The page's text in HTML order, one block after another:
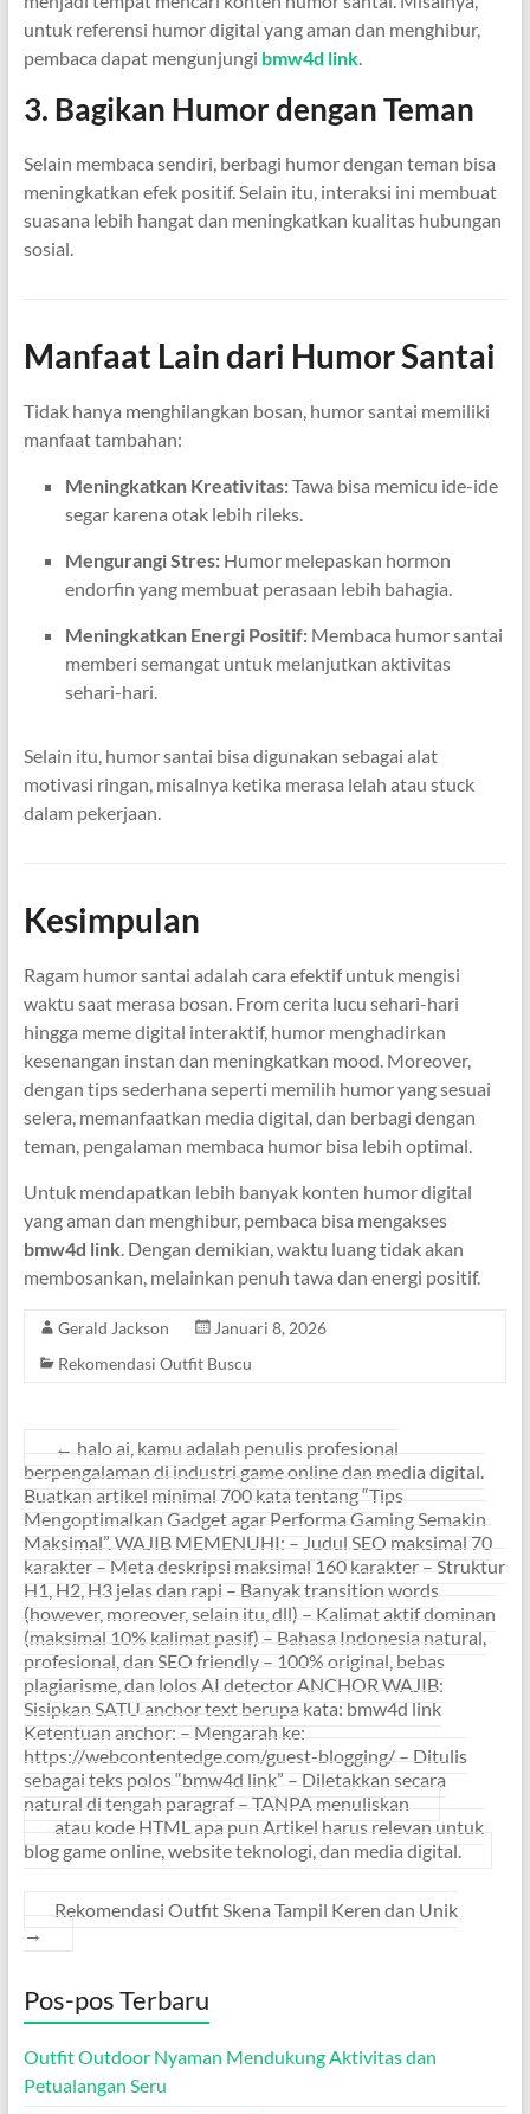
untuk referensi humor digital yang aman dan menghibur,
pembaca dapat mengunjungi bmw4d link.
3. Bagikan Humor dengan Teman
Selain membaca sendiri, berbagi humor dengan teman bisa
meningkatkan efek positif. Selain itu, interaksi ini membuat
suasana lebih hangat dan meningkatkan kualitas hubungan
sosial.
Manfaat Lain dari Humor Santai
Tidak hanya menghilangkan bosan, humor santai memiliki
manfaat tambahan:
Meningkatkan Kreativitas:Tawa bisa memicu ide-ide
segar karena otak lebih rileks.
Mengurangi Stres:Humor melepaskan hormon
endorfin yang membuat perasaan lebih bahagia.
Meningkatkan Energi Positif:Membaca humor santai
memberi semangat untuk melanjutkan aktivitas
sehari-hari.
Selain itu, humor santai bisa digunakan sebagai alat
motivasi ringan, misalnya ketika merasa lelah atau stuck
dalam pekerjaan.
Kesimpulan
Ragam humor santai adalah cara efektif untuk mengisi
waktu saat merasa bosan. From cerita lucu sehari-hari
hingga meme digital interaktif, humor menghadirkan
kesenangan instan dan meningkatkan mood. Moreover,
dengan tips sederhana seperti memilih humor yang sesuai
selera, memanfaatkan media digital, dan berbagi dengan
teman, pengalaman membaca humor bisa lebih optimal.
Untuk mendapatkan lebih banyak konten humor digital
yang aman dan menghibur, pembaca bisa mengakses
bmw4d link. Dengan demikian, waktu luang tidak akan
membosankan, melainkan penuh tawa dan energi positif.
Gerald Jackson
Januari 8, 2026
Rekomendasi Outfit Buscu
← halo ai, kamu adalah penulis profesional
berpengalaman di industri game online dan media digital.
Buatkan artikel minimal 700 kata tentang “Tips
Mengoptimalkan Gadget agar Performa Gaming Semakin
Maksimal”. WAJIB MEMENUHI: – Judul SEO maksimal 70
karakter – Meta deskripsi maksimal 160 karakter – Struktur
H1, H2, H3 jelas dan rapi – Banyak transition words
(however, moreover, selain itu, dll) – Kalimat aktif dominan
(maksimal 10% kalimat pasif) – Bahasa Indonesia natural,
profesional, dan SEO friendly – 100% original, bebas
plagiarisme, dan lolos AI detector ANCHOR WAJIB:
Sisipkan SATU anchor text berupa kata: bmw4d link
Ketentuan anchor: – Mengarah ke:
https://webcontentedge.com/guest-blogging/ – Ditulis
sebagai teks polos “bmw4d link” – Diletakkan secara
natural di tengah paragraf – TANPA menuliskan
atau kode HTML apa pun Artikel harus relevan untuk
blog game online, website teknologi, dan media digital.
Rekomendasi Outfit Skena Tampil Keren dan Unik
→
Pos-pos Terbaru
Outfit Outdoor Nyaman Mendukung Aktivitas dan
Petualangan Seru